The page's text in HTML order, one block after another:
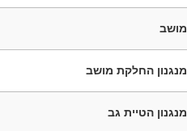
מושב
מנגנון החלקת מושב
מנגנון הטיית גב